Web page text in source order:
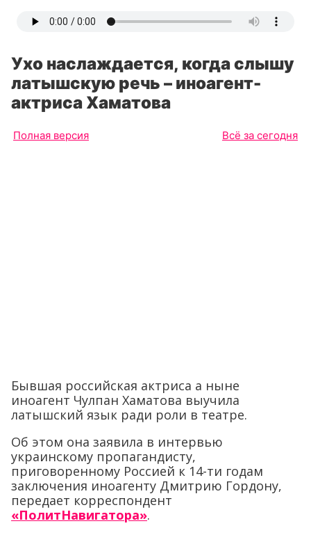
Ухо наслаждается, когда слышу
латышскую речь – иноагент-
актриса Хаматова
Полная версия Всё за сегодня
Бывшая российская актриса а ныне
иноагент Чулпан Хаматова выучила
латышский язык ради роли в театре.
Об этом она заявила в интервью
украинскому пропагандисту,
приговоренному Россией к 14-ти годам
заключения иноагенту Дмитрию Гордону,
передает корреспондент
«ПолитНавигатора».